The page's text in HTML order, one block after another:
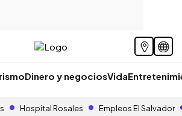
Dinero y negociosVida
Hospital Rosales Empleos El Salvador